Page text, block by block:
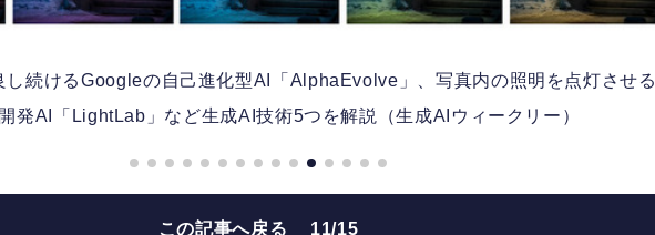
し続けるGoogleの自己進化型AI「AlphaEvolve」、写真内の照明を点灯させる
発AI「LightLab」など生成AI技術5つを解説（生成AIウィークリー）
この記事へ戻る 11/15